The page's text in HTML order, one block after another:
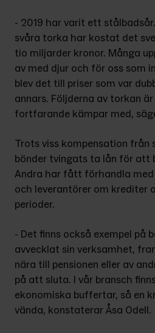
- 2019 har varit ett
svåra torka har kostat det
tio miljarder kronor. Många
av med djur och för oss som
blev det till priser som var
annars. Följderna av torkan
fortfarande kämpar med,
Trots viss kompensation från
bönder tvingats ta lån för att
Andra har fått förhandla
och leverantörer om krediter
perioder.
- Det finns också exempel på
avvecklat sin verksamhet,
nära till pensionen eller av
på att sluta. I vår bransch
ekonomiska buffertar, så en
vända, konstaterar Åsa Odell.